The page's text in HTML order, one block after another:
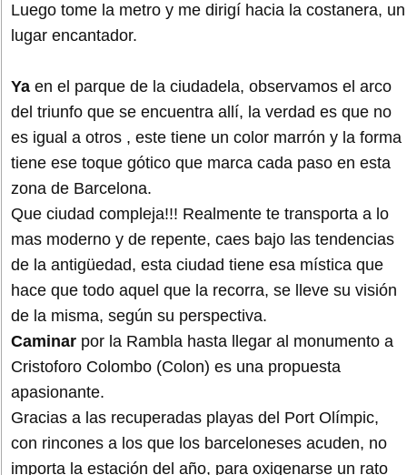
Luego tome la metro y me dirigí hacia la costanera, un
lugar encantador.
Ya en el parque de la ciudadela, observamos el arco
del triunfo que se encuentra allí, la verdad es que no
es igual a otros , este tiene un color marrón y la forma
tiene ese toque gótico que marca cada paso en esta
zona de Barcelona.
Que ciudad compleja!!! Realmente te transporta a lo
mas moderno y de repente, caes bajo las tendencias
de la antigüedad, esta ciudad tiene esa mística que
hace que todo aquel que la recorra, se lleve su visión
de la misma, según su perspectiva.
Caminar por la Rambla hasta llegar al monumento a
Cristoforo Colombo (Colon) es una propuesta
apasionante.
Gracias a las recuperadas playas del Port Olímpic,
con rincones a los que los barceloneses acuden, no
importa la estación del año, para oxigenarse un rato